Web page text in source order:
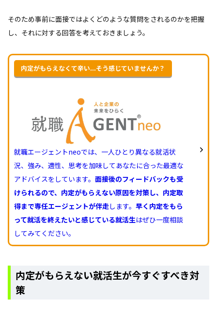
そのため事前に面接ではよくどのような質問をされるのかを把握
し、それに対する回答を考えておきましょう。
内定がもらえなくて辛い...そう感じていませんか？
就職エージェントneoでは、一人ひとり異なる就活状
況、強み、適性、思考を加味してあなたに合った最適な
アドバイスをしています。 面接後のフィードバックも受
けられるので、内定がもらえない原因を対策し、内定取
得まで専任エージェントが伴走します。 早く内定をもら
って就活を終えたいと感じている就活生はぜひ一度相談
してみてください。
内定がもらえない就活生が今すぐすべき対
策